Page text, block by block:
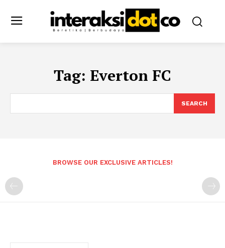
Tag: Everton FC
SEARCH
BROWSE OUR EXCLUSIVE ARTICLES!